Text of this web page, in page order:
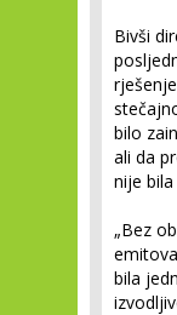
Bivši
bilo
ali da
nije
„Bez
bila